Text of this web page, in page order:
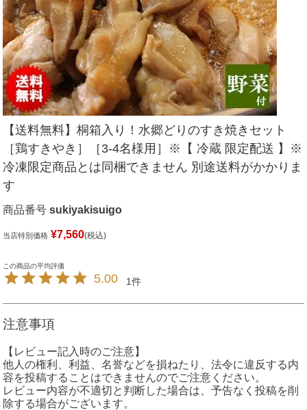
【送料無料】桐箱入り！水郷どりのすき焼きセット
［鶏すきやき］［3-4名様用］※【 冷蔵 限定配送 】※
冷凍限定商品とは同梱できません 別途送料がかかりま
す
商品番号 sukiyakisuigo
当店特別価格 ¥7,560 税込
5.00 1
注意事項
【レビュー記入時のご注意】
他人の権利、利益、名誉などを損ねたり、法令に違反する内
容を投稿することはできませんのでご注意ください。
レビュー内容が不適切と判断した場合は、予告なく投稿を削
除する場合がございます。